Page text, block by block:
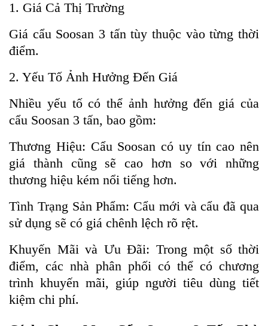
1. Giá Cả Thị Trường
Giá cẩu Soosan 3 tấn tùy thuộc vào từng thời
điểm.
2. Yếu Tố Ảnh Hưởng Đến Giá
Nhiều yếu tố có thể ảnh hưởng đến giá của
cẩu Soosan 3 tấn, bao gồm:
Thương Hiệu: Cẩu Soosan có uy tín cao nên
giá thành cũng sẽ cao hơn so với những
thương hiệu kém nổi tiếng hơn.
Tình Trạng Sản Phẩm: Cẩu mới và cẩu đã qua
sử dụng sẽ có giá chênh lệch rõ rệt.
Khuyến Mãi và Ưu Đãi: Trong một số thời
điểm, các nhà phân phối có thể có chương
trình khuyến mãi, giúp người tiêu dùng tiết
kiệm chi phí.